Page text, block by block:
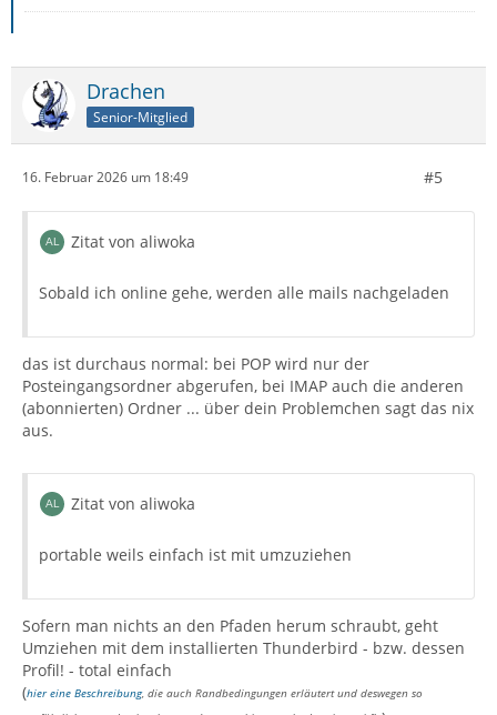
Drachen
Senior-Mitglied
16. Februar 2026 um 18:49 #5
Zitat von aliwoka
Sobald ich online gehe, werden alle mails nachgeladen
das ist durchaus normal: bei POP wird nur der
Posteingangsordner abgerufen, bei IMAP auch die anderen
(abonnierten) Ordner ... über dein Problemchen sagt das nix
aus.
Zitat von aliwoka
portable weils einfach ist mit umzuziehen
Sofern man nichts an den Pfaden herum schraubt, geht
Umziehen mit dem installierten Thunderbird - bzw. dessen
Profil! - total einfach
(hier eine Beschreibung, die auch Randbedingungen erläutert und deswegen so